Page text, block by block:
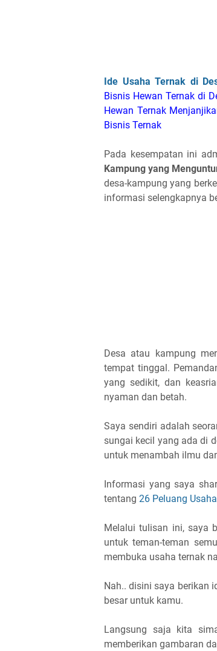
Ide Usaha Ternak di
Bisnis Hewan Ternak di
Hewan Ternak
Bisnis Ternak
Pada kesempatan ini
Kampung yang
desa-kampung yang
informasi selengkapnya
Desa atau kampung
tempat tinggal.
yang sedikit, dan
nyaman dan betah.
Saya sendiri adalah
sungai kecil yang ada di
untuk menambah ilmu
Informasi yang saya
tentang 26 Peluang
Melalui tulisan ini, saya
untuk teman-teman
membuka usaha ternak
Nah.. disini saya berikan
besar untuk kamu.
Langsung saja kita
memberikan gambaran